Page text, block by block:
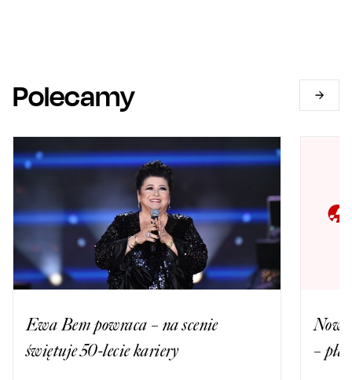
Polecamy
Ewa Bem powraca – na scenie
świętuje 50-lecie kariery
–